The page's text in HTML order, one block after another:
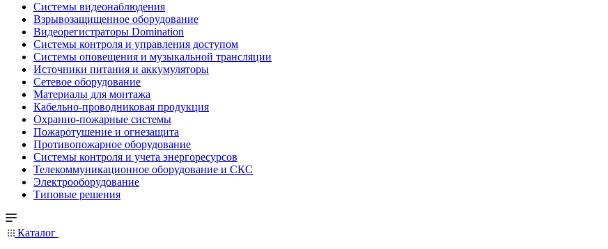
Системы видеонаблюдения
Взрывозащищенное оборудование
Видеорегистраторы Domination
Системы контроля и управления доступом
Системы оповещения и музыкальной трансляции
Источники питания и аккумуляторы
Сетевое оборудование
Материалы для монтажа
Кабельно-проводниковая продукция
Охранно-пожарные системы
Пожаротушение и огнезащита
Противопожарное оборудование
Системы контроля и учета энергоресурсов
Телекоммуникационное оборудование и СКС
Электрооборудование
Типовые решения
Каталог